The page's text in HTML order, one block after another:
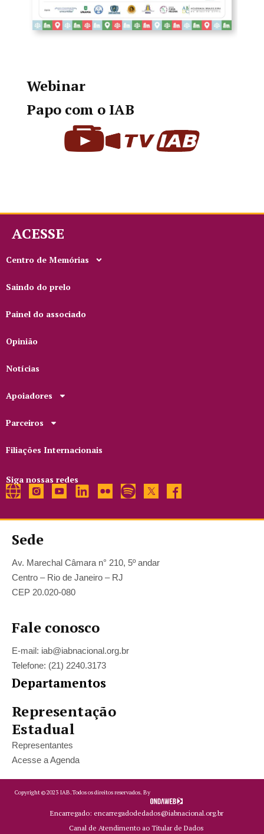
Webinar
Papo com o IAB
ACESSE
Centro de Memórias
Saindo do prelo
Painel do associado
Opinião
Notícias
Apoiadores
Parceiros
Filiações Internacionais
Siga nossas redes
Sede
Av. Marechal Câmara n° 210, 5º andar
Centro – Rio de Janeiro – RJ
CEP 20.020-080
Fale conosco
E-mail: iab@iabnacional.org.br
Telefone: (21) 2240.3173
Departamentos
Representação
Estadual
Representantes
Acesse a Agenda
Copyright ©2023 IAB.Todos os direitos reservados. By
Encarregado: encarregadodedados@iabnacional.org.br
Canal de Atendimento ao Titular de Dados